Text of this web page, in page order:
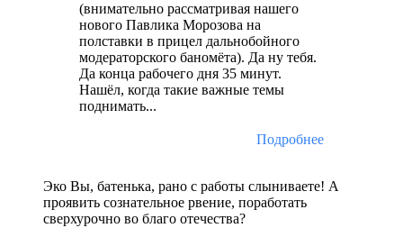
(внимательно рассматривая нашего
нового Павлика Морозова на
полставки в прицел дальнобойного
модераторского баномёта). Да ну тебя.
Да конца рабочего дня 35 минут.
Нашёл, когда такие важные темы
поднимать...
Подробнее
Эко Вы, батенька, рано с работы слыниваете! А
проявить сознательное рвение, поработать
сверхурочно во благо отечества?